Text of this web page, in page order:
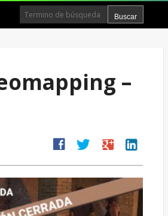
–
facebook twitter google linkedin